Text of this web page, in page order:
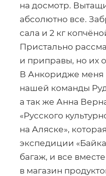
на досмотр.
абсолютно все.
сала и 2 кг
Пристально
и приправы, но их
В Анкоридже меня
нашей команды
а так же Анна
«Русского
на Аляске»,
экспедиции
багаж, и все
в магазин